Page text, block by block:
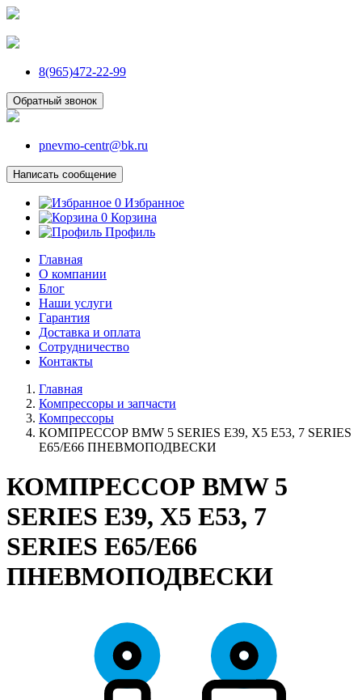
8(965)472-22-99
Обратный звонок
pnevmo-centr@bk.ru
Написать сообщение
0 Избранное
0 Корзина
Профиль
Главная
О компании
Блог
Наши услуги
Гарантия
Доставка и оплата
Сотрудничество
Контакты
Главная
Компрессоры и запчасти
Компрессоры
КОМПРЕССОР BMW 5 SERIES E39, X5 E53, 7 SERIES
E65/E66 ПНЕВМОПОДВЕСКИ
КОМПРЕССОР BMW 5
SERIES E39, X5 E53, 7
SERIES E65/E66
ПНЕВМОПОДВЕСКИ